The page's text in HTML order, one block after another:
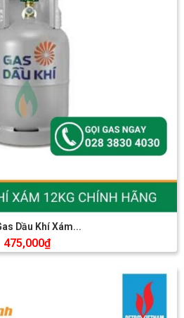
Dầu Khí Xám...
475,000₫